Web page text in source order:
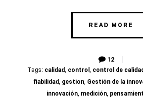
READ MORE
12
Tags: calidad control control de calidad
fiabilidad
gestion Gestión de la
innovación, medición,